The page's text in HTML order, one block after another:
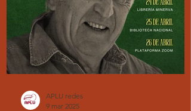
APLU redes
9 mar 2025